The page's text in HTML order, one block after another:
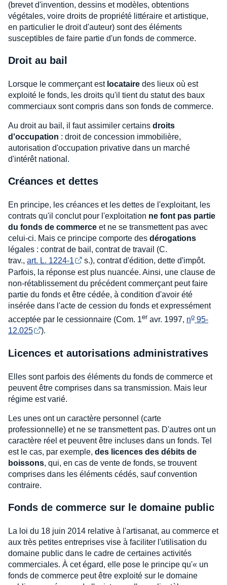
(brevet d'invention, dessins et modèles, obtentions
végétales, voire droits de propriété littéraire et artistique,
en particulier le droit d'auteur) sont des éléments
susceptibles de faire partie d'un fonds de commerce.
Droit au bail
Lorsque le commerçant est locataire des lieux où est
exploité le fonds, les droits qu'il tient du statut des baux
commerciaux sont compris dans son fonds de commerce.
Au droit au bail, il faut assimiler certains droits
d'occupation : droit de concession immobilière,
autorisation d'occupation privative dans un marché
d'intérêt national.
Créances et dettes
En principe, les créances et les dettes de l'exploitant, les
contrats qu'il conclut pour l'exploitation ne font pas partie
du fonds de commerce et ne se transmettent pas avec
celui-ci. Mais ce principe comporte des dérogations
légales : contrat de bail, contrat de travail (C.
trav., art. L. 1224-1
s.), contrat d'édition, dette d'impôt.
Parfois, la réponse est plus nuancée. Ainsi, une clause de
non-rétablissement du précédent commerçant peut faire
partie du fonds et être cédée, à condition d'avoir été
insérée dans l'acte de cession du fonds et expressément
acceptée par le cessionnaire (Com. 1er avr. 1997, no 95-
12.025
).
Licences et autorisations administratives
Elles sont parfois des éléments du fonds de commerce et
peuvent être comprises dans sa transmission. Mais leur
régime est varié.
Les unes ont un caractère personnel (carte
professionnelle) et ne se transmettent pas. D'autres ont un
caractère réel et peuvent être incluses dans un fonds. Tel
est le cas, par exemple, des licences des débits de
boissons, qui, en cas de vente de fonds, se trouvent
comprises dans les éléments cédés, sauf convention
contraire.
Fonds de commerce sur le domaine public
La loi du 18 juin 2014 relative à l'artisanat, au commerce et
aux très petites entreprises vise à faciliter l'utilisation du
domaine public dans le cadre de certaines activités
commerciales. À cet égard, elle pose le principe qu'« un
fonds de commerce peut être exploité sur le domaine